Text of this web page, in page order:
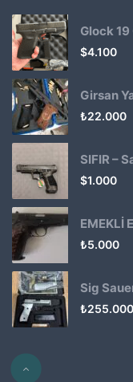
Glock 19
$4.100
Girsan
₺22.000
SIFIR –
$1.000
₺5.000
Sig
₺255.000